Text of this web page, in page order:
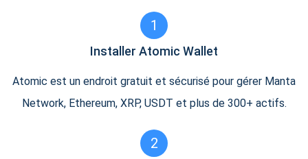
1
Installer Atomic Wallet
Atomic est un endroit gratuit et sécurisé pour gérer Manta
Network, Ethereum, XRP, USDT et plus de 300+ actifs.
2